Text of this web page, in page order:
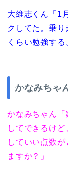
大維志くん「1
クしてた。乗
くらい勉強する
かなみちゃ
かなみちゃん「
してできるけ
していい点数
ますか？」